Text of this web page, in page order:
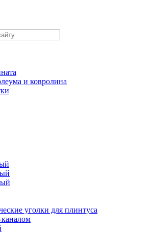
и ковролина
уголки для плинтуса